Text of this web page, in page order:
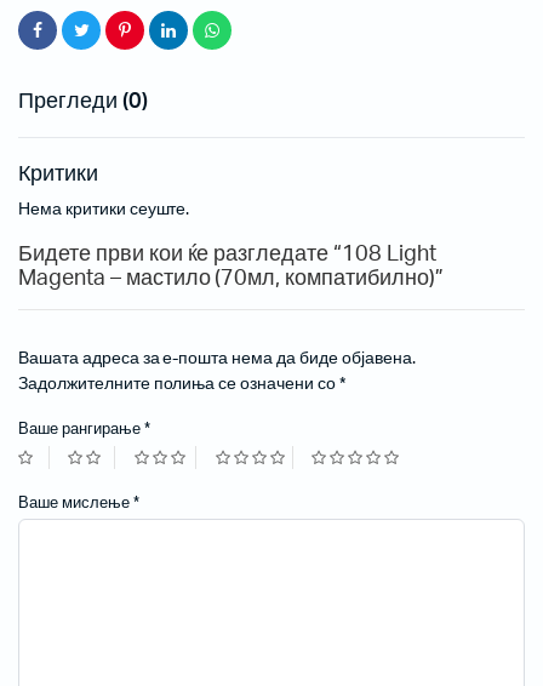
Прегледи (0)
Критики
Нема критики сеуште.
Бидете први кои ќе разгледате “108 Light
Magenta – мастило (70мл, компатибилно)”
Вашата адреса за е-пошта нема да биде објавена.
Задолжителните полиња се означени со *
Ваше рангирање *
Ваше мислење *